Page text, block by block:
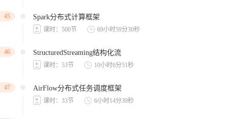
45 Spark分布式计算框架
课时：500节 69小时59分30秒
46 StructuredStreaming结构化流
课时：53节 10小时6分51秒
47 AirFlow分布式任务调度框架
课时：33节 6小时14分39秒